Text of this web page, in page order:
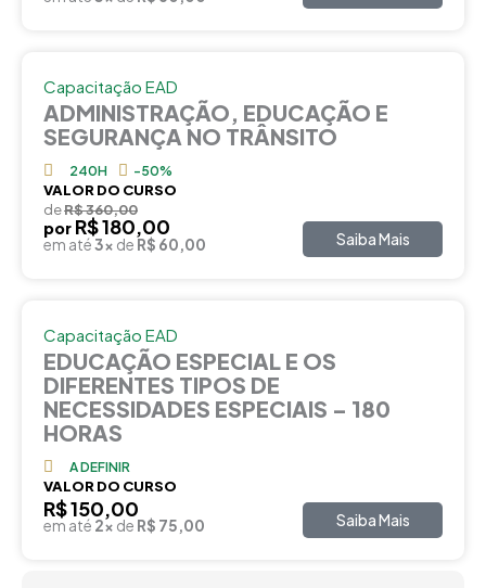
Capacitação EAD
ADMINISTRAÇÃO, EDUCAÇÃO E
SEGURANÇA NO TRÂNSITO
240H -50%
VALOR DO CURSO
deR$ 360,00
por R$ 180,00
em até3x de R$ 60,00 Saiba Mais
Capacitação EAD
EDUCAÇÃO ESPECIAL E OS
DIFERENTES TIPOS DE
NECESSIDADES ESPECIAIS – 180
HORAS
A DEFINIR
VALOR DO CURSO
R$ 150,00
em até 2x de R$ 75,00 Saiba Mais